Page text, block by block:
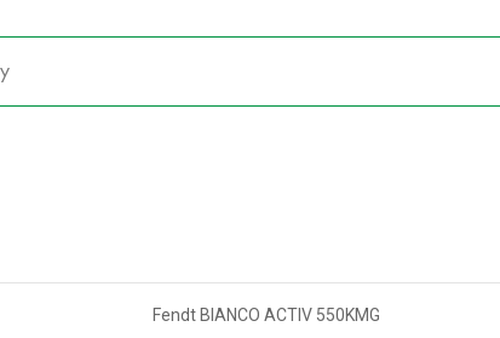
Fendt BIANCO ACTIV 550KMG